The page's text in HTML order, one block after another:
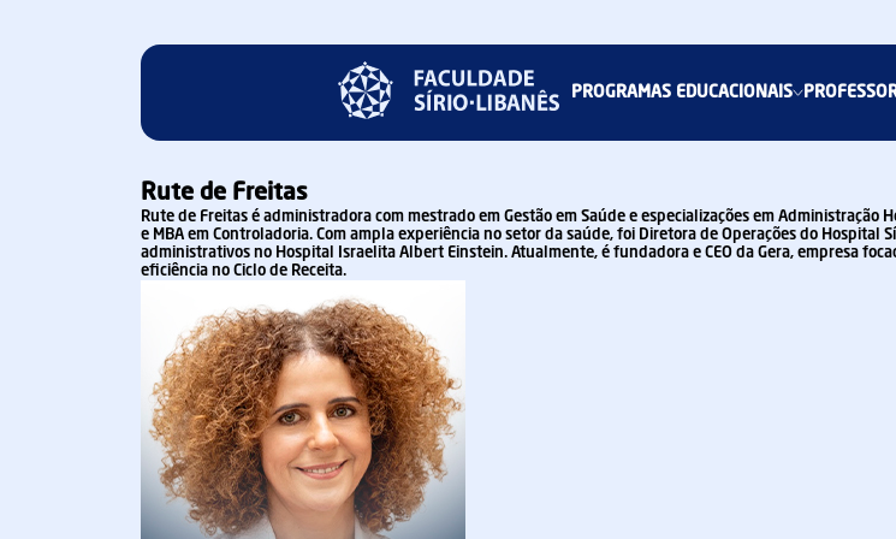
PROGRAMAS EDUCACIONAIS
Rute de Freitas
Rute de Freitas é administradora com mestrado em Gestão em Saúde e especializações em Administração
e MBA em Controladoria. Com ampla experiência no setor da saúde, foi Diretora de Operações do
administrativos no Hospital Israelita Albert Einstein. Atualmente, é fundadora e CEO da Gera, empresa
eficiência no Ciclo de Receita.